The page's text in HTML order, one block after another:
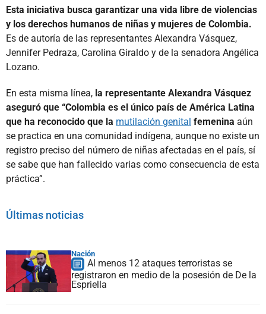
Esta iniciativa busca garantizar una vida libre de violencias
y los derechos humanos de niñas y mujeres de Colombia.
Es de autoría de las representantes Alexandra Vásquez,
Jennifer Pedraza, Carolina Giraldo y de la senadora Angélica
Lozano.
En esta misma línea, la representante Alexandra Vásquez
aseguró que “Colombia es el único país de América Latina
que ha reconocido que la mutilación genital femenina aún
se practica en una comunidad indígena, aunque no existe un
registro preciso del número de niñas afectadas en el país, sí
se sabe que han fallecido varias como consecuencia de esta
práctica”.
Últimas noticias
Nación
Al menos 12 ataques terroristas se
registraron en medio de la posesión de De la
Espriella